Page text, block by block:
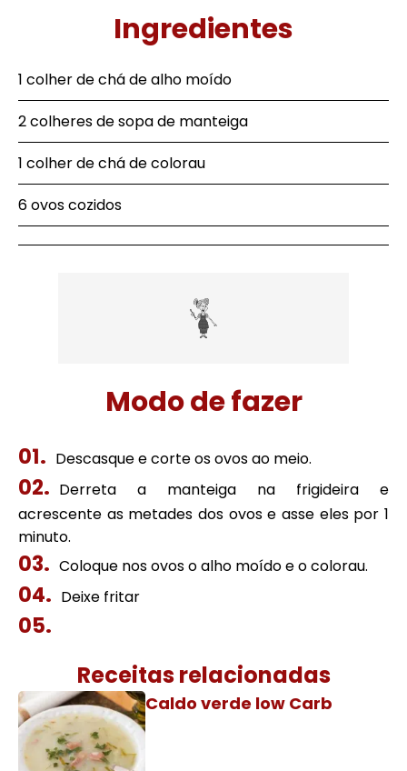
Ingredientes
1 colher de chá de alho moído
2 colheres de sopa de manteiga
1 colher de chá de colorau
6 ovos cozidos
Modo de fazer
Descasque e corte os ovos ao meio.
Derreta a manteiga na frigideira e
acrescente as metades dos ovos e asse eles por 1
minuto.
Coloque nos ovos o alho moído e o colorau.
Deixe fritar
Receitas relacionadas
Caldo verde low Carb